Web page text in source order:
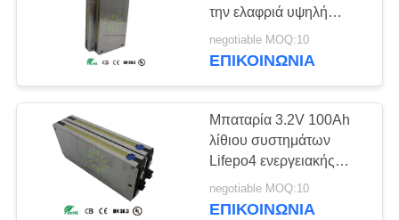
την ελαφριά υψηλή
επίδοση έκτακτης
ανάγκης
negotiable MOQ:10
ΕΠΙΚΟΙΝΩΝΊΑ
Μπαταρία 3.2V 100Ah
λίθιου συστημάτων
Lifepo4 ενεργειακής
αποθήκευσης με την
πυκνότητα υψηλής
negotiable MOQ:10
ΕΠΙΚΟΙΝΩΝΊΑ